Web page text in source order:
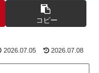
コピー
2026.07.05 2026.07.08